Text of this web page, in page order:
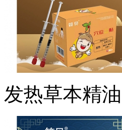
发热草本精油